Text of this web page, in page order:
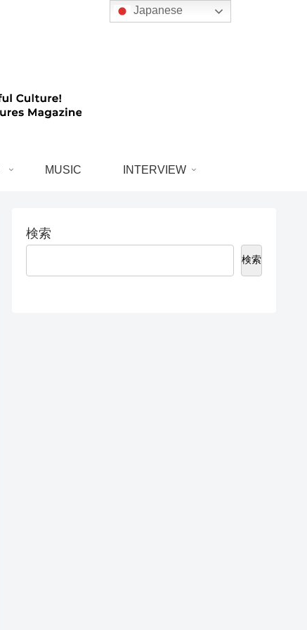
MUSIC INTERVIEW
検索
検索
Japanese